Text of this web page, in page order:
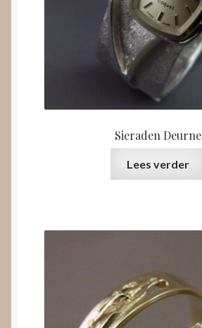
Sieraden Deurne
Lees verder